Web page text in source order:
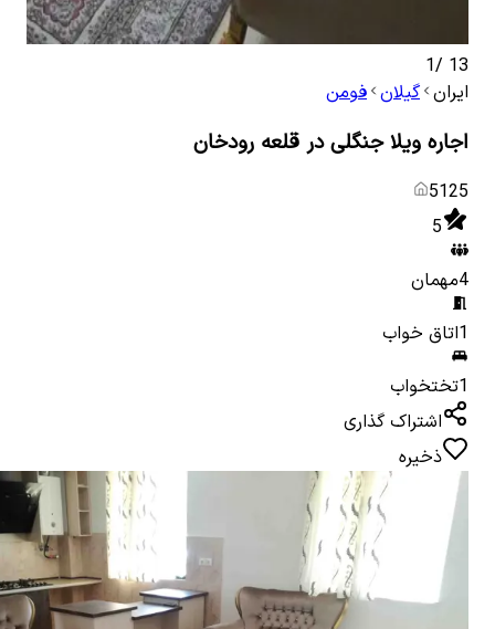
13
/
1
ایران گیلان فومن
اجاره ویلا جنگلی در قلعه رودخان
5125
5
4مهمان
1اتاق خواب
1تختخواب
اشتراک گذاری
ذخیره